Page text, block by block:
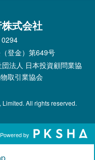
式会社
登金）第649号
法人 日本投資顧問業協
取引業協会
All rights reserved.
Powered by